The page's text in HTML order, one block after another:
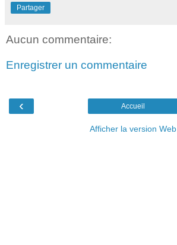
Partager
Aucun commentaire:
Enregistrer un commentaire
‹ Accueil
Afficher la version Web